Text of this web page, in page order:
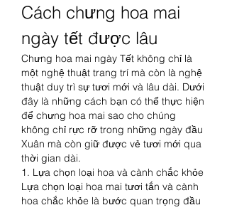
Cách chưng hoa mai
ngày tết được lâu
Chưng hoa mai ngày Tết không chỉ là
một nghệ thuật trang trí mà còn là nghệ
thuật duy trì sự tươi mới và lâu dài. Dưới
đây là những cách bạn có thể thực hiện
để chưng hoa mai sao cho chúng
không chỉ rực rỡ trong những ngày đầu
Xuân mà còn giữ được vẻ tươi mới qua
thời gian dài.
1. Lựa chọn loại hoa và cành chắc khỏe
Lựa chọn loại hoa mai tươi tắn và cành
hoa chắc khỏe là bước quan trọng đầu